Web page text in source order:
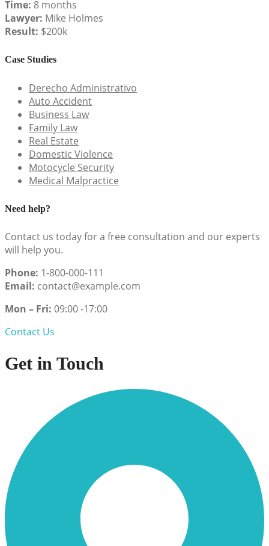
Time: 8 months
Lawyer: Mike Holmes
Result: $200k
Case Studies
Derecho Administrativo
Auto Accident
Business Law
Family Law
Real Estate
Domestic Violence
Motocycle Security
Medical Malpractice
Need help?
Contact us today for a free consultation and our experts
will help you.
Phone: 1-800-000-111
Email: contact@example.com
Mon – Fri: 09:00 -17:00
Contact Us
Get in Touch